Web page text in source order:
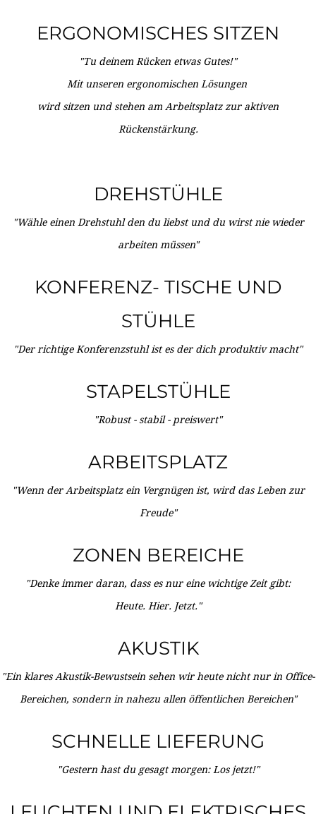
ERGONOMISCHES SITZEN
"Tu deinem Rücken etwas Gutes!"
Mit unseren ergonomischen Lösungen
wird sitzen und stehen am Arbeitsplatz zur aktiven
Rückenstärkung.
DREHSTÜHLE
"Wähle einen Drehstuhl den du liebst und du wirst nie wieder
arbeiten müssen"
KONFERENZ- TISCHE UND
STÜHLE
"Der richtige Konferenzstuhl ist es der dich produktiv macht"
STAPELSTÜHLE
"Robust - stabil - preiswert"
ARBEITSPLATZ
"Wenn der Arbeitsplatz ein Vergnügen ist, wird das Leben zur
Freude"
ZONEN BEREICHE
"Denke immer daran, dass es nur eine wichtige Zeit gibt:
Heute. Hier. Jetzt."
AKUSTIK
"Ein klares Akustik-Bewustsein sehen wir heute nicht nur in Office-
Bereichen, sondern in nahezu allen öffentlichen Bereichen"
SCHNELLE LIEFERUNG
"Gestern hast du gesagt morgen: Los jetzt!"